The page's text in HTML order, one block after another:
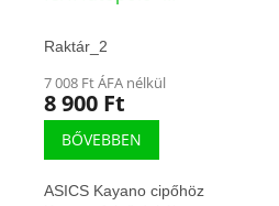
Raktár_2
7 008 Ft ÁFA nélkül
8 900 Ft
BŐVEBBEN
ASICS Kayano cipőhöz